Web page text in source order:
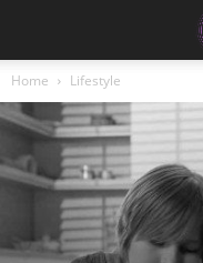
Home Lifestyle